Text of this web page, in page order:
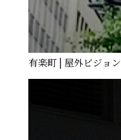
有楽町 | 屋外ビジョン